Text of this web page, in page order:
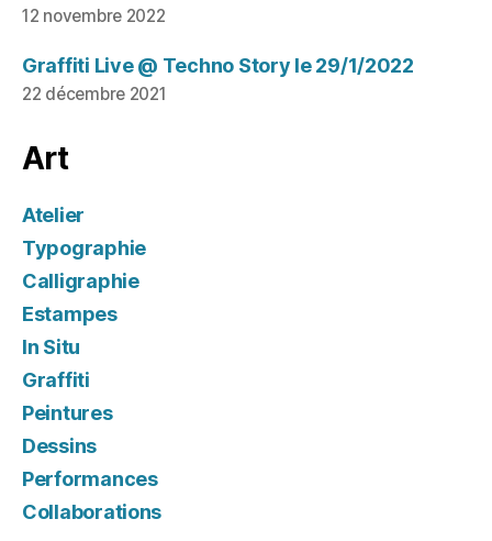
12 novembre 2022
Graffiti Live @ Techno Story le 29/1/2022
22 décembre 2021
Art
Atelier
Typographie
Calligraphie
Estampes
In Situ
Graffiti
Peintures
Dessins
Performances
Collaborations